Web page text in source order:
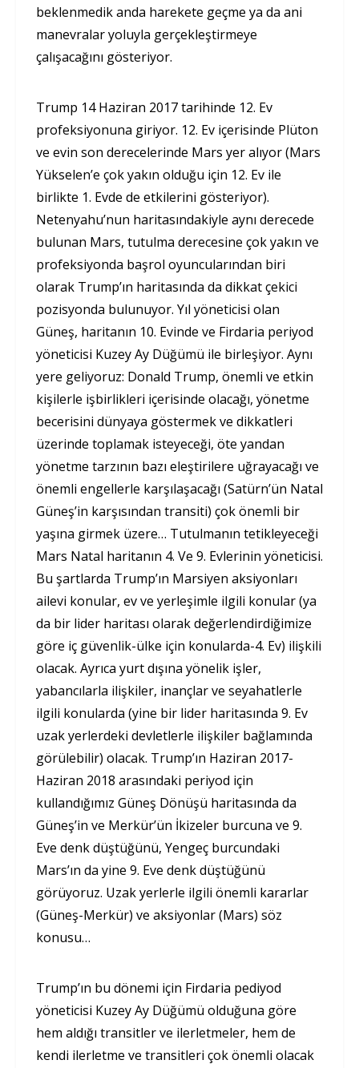
beklenmedik anda harekete geçme ya da ani
manevralar yoluyla gerçekleştirmeye
çalışacağını gösteriyor.
Trump 14 Haziran 2017 tarihinde 12. Ev
profeksiyonuna giriyor. 12. Ev içerisinde Plüton
ve evin son derecelerinde Mars yer alıyor (Mars
Yükselen’e çok yakın olduğu için 12. Ev ile
birlikte 1. Evde de etkilerini gösteriyor).
Netenyahu’nun haritasındakiyle aynı derecede
bulunan Mars, tutulma derecesine çok yakın ve
profeksiyonda başrol oyuncularından biri
olarak Trump’ın haritasında da dikkat çekici
pozisyonda bulunuyor. Yıl yöneticisi olan
Güneş, haritanın 10. Evinde ve Firdaria periyod
yöneticisi Kuzey Ay Düğümü ile birleşiyor. Aynı
yere geliyoruz: Donald Trump, önemli ve etkin
kişilerle işbirlikleri içerisinde olacağı, yönetme
becerisini dünyaya göstermek ve dikkatleri
üzerinde toplamak isteyeceği, öte yandan
yönetme tarzının bazı eleştirilere uğrayacağı ve
önemli engellerle karşılaşacağı (Satürn’ün Natal
Güneş’in karşısından transiti) çok önemli bir
yaşına girmek üzere… Tutulmanın tetikleyeceği
Mars Natal haritanın 4. Ve 9. Evlerinin yöneticisi.
Bu şartlarda Trump’ın Marsiyen aksiyonları
ailevi konular, ev ve yerleşimle ilgili konular (ya
da bir lider haritası olarak değerlendirdiğimize
göre iç güvenlik-ülke için konularda-4. Ev) ilişkili
olacak. Ayrıca yurt dışına yönelik işler,
yabancılarla ilişkiler, inançlar ve seyahatlerle
ilgili konularda (yine bir lider haritasında 9. Ev
uzak yerlerdeki devletlerle ilişkiler bağlamında
görülebilir) olacak. Trump’ın Haziran 2017-
Haziran 2018 arasındaki periyod için
kullandığımız Güneş Dönüşü haritasında da
Güneş’in ve Merkür’ün İkizeler burcuna ve 9.
Eve denk düştüğünü, Yengeç burcundaki
Mars’ın da yine 9. Eve denk düştüğünü
görüyoruz. Uzak yerlerle ilgili önemli kararlar
(Güneş-Merkür) ve aksiyonlar (Mars) söz
konusu…
Trump’ın bu dönemi için Firdaria pediyod
yöneticisi Kuzey Ay Düğümü olduğuna göre
hem aldığı transitler ve ilerletmeler, hem de
kendi ilerletme ve transitleri çok önemli olacak